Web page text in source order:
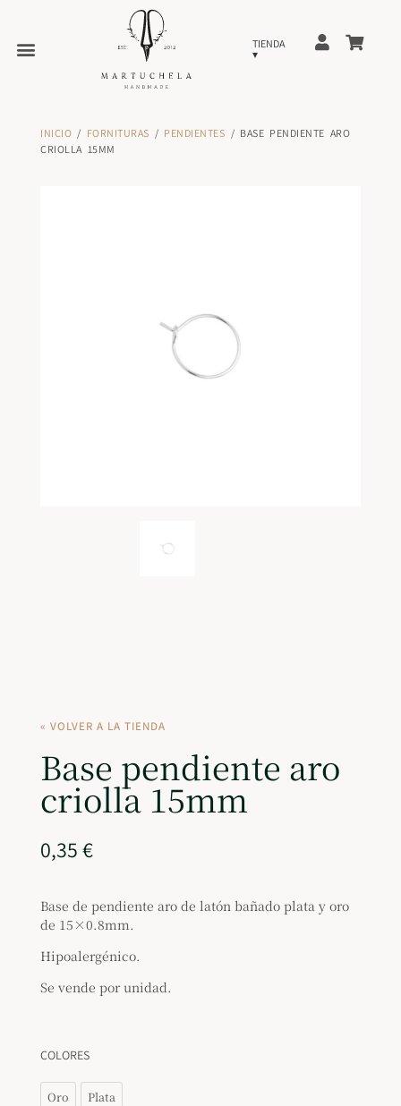
INICIO / FORNITURAS / PENDIENTES / BASE PENDIENTE ARO
CRIOLLA 15MM
« VOLVER A LA TIENDA
Base pendiente aro
criolla 15mm
0,35€
Base de pendiente aro de latón bañado plata y oro
de 15×0.8mm.
Hipoalergénico.
Se vende por unidad.
COLORES
Oro Plata